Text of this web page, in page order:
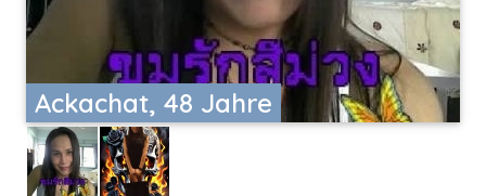
Ackachat, 48 Jahre